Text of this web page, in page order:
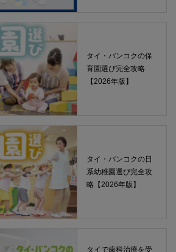
タイ・バンコクの保
育園選び完全攻略
【2026年版】
タイ・バンコクの日
系幼稚園選び完全攻
略【2026年版】
タイで歯科治療を受